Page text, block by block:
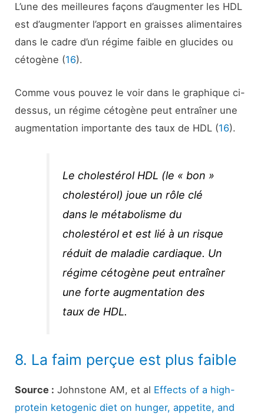
L’une des meilleures façons d’augmenter les HDL
est d’augmenter l’apport en graisses alimentaires
dans le cadre d’un régime faible en glucides ou
cétogène (16).
Comme vous pouvez le voir dans le graphique ci-
dessus, un régime cétogène peut entraîner une
augmentation importante des taux de HDL (16).
Le cholestérol HDL (le « bon »
cholestérol) joue un rôle clé
dans le métabolisme du
cholestérol et est lié à un risque
réduit de maladie cardiaque. Un
régime cétogène peut entraîner
une forte augmentation des
taux de HDL.
8. La faim perçue est plus faible
Source : Johnstone AM, et al Effects of a high-
protein ketogenic diet on hunger, appetite, and